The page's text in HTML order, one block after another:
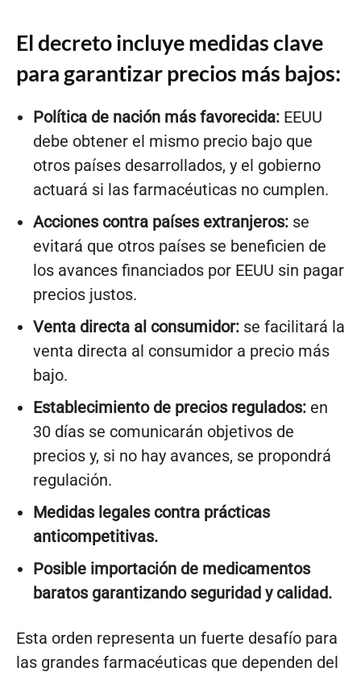
El decreto incluye medidas clave
para garantizar precios más bajos:
Política de nación más favorecida: EEUU
debe obtener el mismo precio bajo que
otros países desarrollados, y el gobierno
actuará si las farmacéuticas no cumplen.
Acciones contra países extranjeros: se
evitará que otros países se beneficien de
los avances financiados por EEUU sin pagar
precios justos.
Venta directa al consumidor: se facilitará la
venta directa al consumidor a precio más
bajo.
Establecimiento de precios regulados: en
30 días se comunicarán objetivos de
precios y, si no hay avances, se propondrá
regulación.
Medidas legales contra prácticas
anticompetitivas.
Posible importación de medicamentos
baratos garantizando seguridad y calidad.
Esta orden representa un fuerte desafío para
las grandes farmacéuticas que dependen del